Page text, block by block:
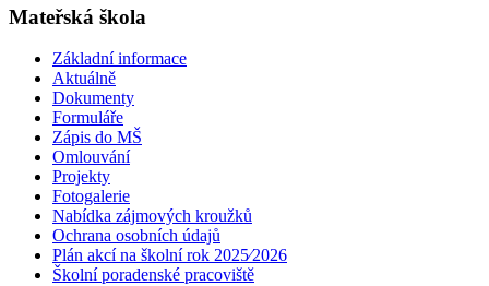
Mateřská škola
Základní informace
Aktuálně
Dokumenty
Formuláře
Zápis do MŠ
Omlouvání
Projekty
Fotogalerie
Nabídka zájmových kroužků
Ochrana osobních údajů
Plán akcí na školní rok 2025⁄2026
Školní poradenské pracoviště